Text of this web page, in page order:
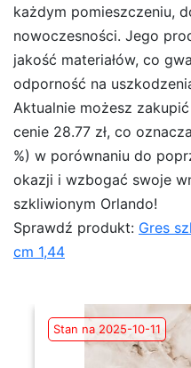
każdym pomieszczeniu,
nowoczesności. Jego
jakość materiałów, co
odporność na
Aktualnie możesz
cenie 28.77 zł, co
%) w porównaniu do
okazji i wzbogać swoje
szkliwionym Orlando!
Sprawdź produkt: Gres
cm 1,44
Stan na 2025-10-11